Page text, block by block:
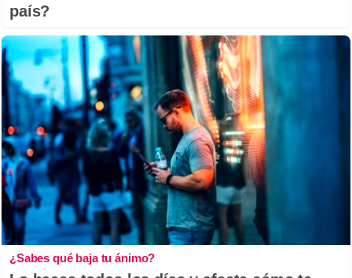
país?
¿Sabes qué baja tu ánimo?